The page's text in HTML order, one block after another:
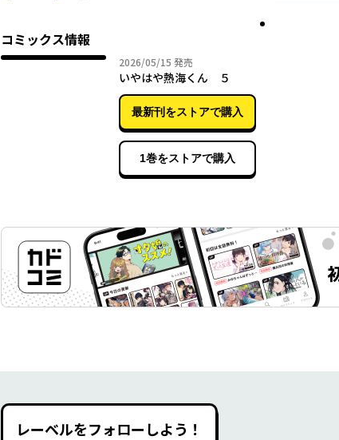
コミックス情報
2026/05/15 2026年05月15日
発売
いやはや熱海くん ５
最新刊をストアで購入
1巻をストアで購入
レーベルをフォローしよう！